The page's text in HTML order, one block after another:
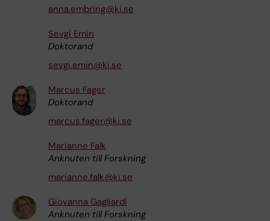
anna.embring@ki.se
Sevgi Emin
Doktorand
sevgi.emin@ki.se
Marcus Fager
Doktorand
marcus.fager@ki.se
Marianne Falk
Anknuten till Forskning
marianne.falk@ki.se
Giovanna Gagliardi
Anknuten till Forskning